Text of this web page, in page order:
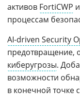
активов FortiCWP
процессам
AI-driven Security
предотвращение,
киберугрозы.
возможности
в конечной точке